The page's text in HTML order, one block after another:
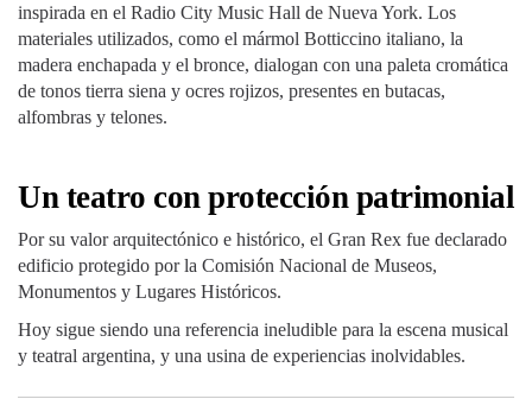
inspirada en el Radio City Music Hall de Nueva York. Los
materiales utilizados, como el mármol Botticcino italiano, la
madera enchapada y el bronce, dialogan con una paleta cromática
de tonos tierra siena y ocres rojizos, presentes en butacas,
alfombras y telones.
Un teatro con protección patrimonial
Por su valor arquitectónico e histórico, el Gran Rex fue declarado
edificio protegido por la Comisión Nacional de Museos,
Monumentos y Lugares Históricos.
Hoy sigue siendo una referencia ineludible para la escena musical
y teatral argentina, y una usina de experiencias inolvidables.